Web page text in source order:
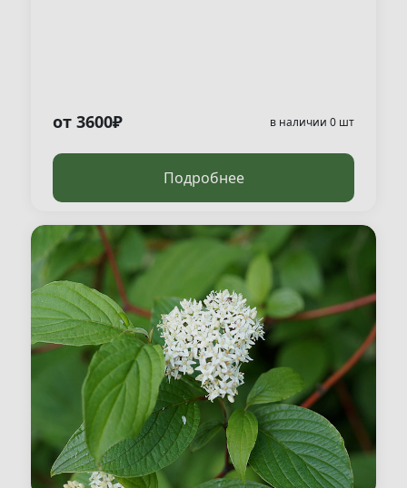
от 3600₽ в наличии 0 шт
Подробнее